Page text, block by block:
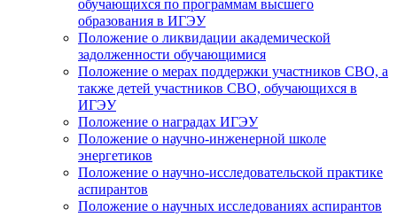
обучающихся по программам высшего
образования в ИГЭУ
Положение о ликвидации академической
задолженности обучающимися
Положение о мерах поддержки участников СВО, а
также детей участников СВО, обучающихся в
ИГЭУ
Положение о наградах ИГЭУ
Положение о научно-инженерной школе
энергетиков
Положение о научно-исследовательской практике
аспирантов
Положение о научных исследованиях аспирантов